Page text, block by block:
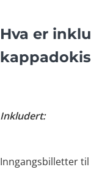
Hva er
Inkludert:
Inngangsbilletter